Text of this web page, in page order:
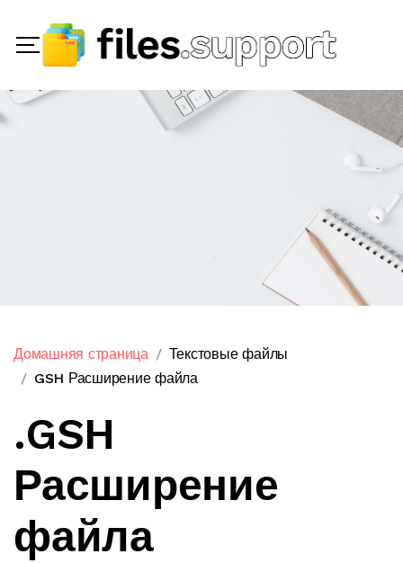
Домашняя страница
Текстовые файлы
GSH Расширение файла
.GSH
Расширение
файла